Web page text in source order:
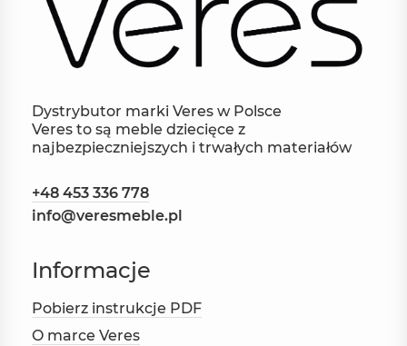
Dystrybutor marki Veres w Polsce
Veres to są meble dziecięce z
najbezpieczniejszych i trwałych materiałów
+48 453 336 778
info@veresmeble.pl
Informacje
Pobierz instrukcje PDF
O marce Veres